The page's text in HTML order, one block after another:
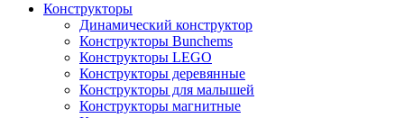
Конструкторы
Динамический конструктор
Конструкторы Bunchems
Конструкторы LEGO
Конструкторы деревянные
Конструкторы для малышей
Конструкторы магнитные